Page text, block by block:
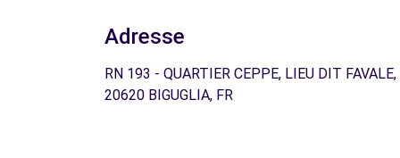
Adresse
RN 193 - QUARTIER CEPPE, LIEU DIT FAVALE,
20620 BIGUGLIA, FR